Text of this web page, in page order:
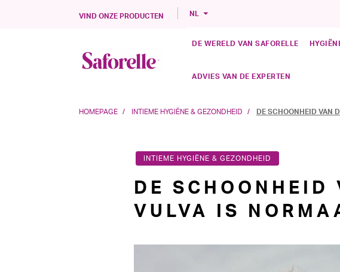
VIND ONZE PRODUCTEN NL
DE WERELD VAN SAFORELLE
ADVIES VAN DE EXPERTEN
HOMEPAGE INTIEME HYGIËNE & GEZONDHEID DE SCHOONHEID VAN
INTIEME HYGIËNE & GEZONDHEID
DE
VULVA IS